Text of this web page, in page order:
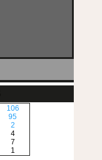
106
95
2
4
7
1